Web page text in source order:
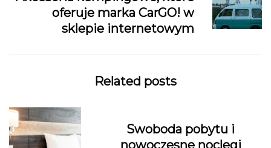
oferuje marka CarGO! w
sklepie internetowym
Related posts
Swoboda pobytu i
nowoczesne noclegi